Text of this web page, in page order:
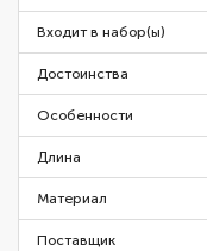
Входит в набор(ы)
Достоинства
Особенности
Длина
Материал
Поставщик